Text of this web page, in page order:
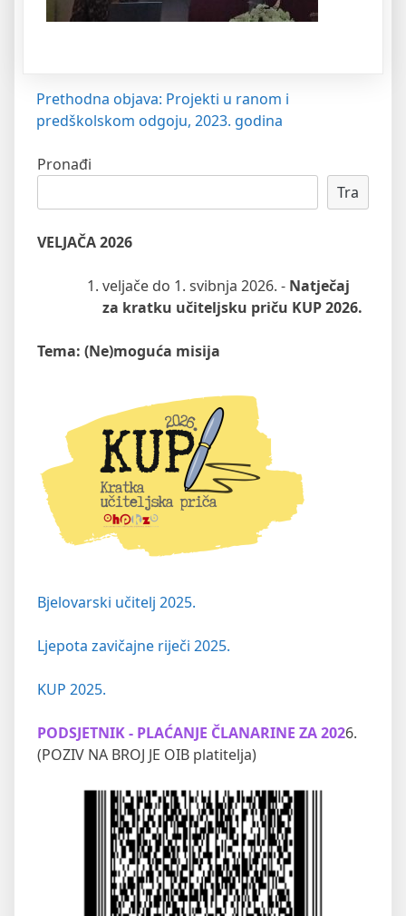
Navigacija
objava
Prethodna objava: Projekti u ranom i
predškolskom odgoju, 2023. godina
Pronađi
Tra
VELJAČA 2026
veljače do 1. svibnja 2026. - Natječaj
za kratku učiteljsku priču KUP 2026.
Tema: (Ne)moguća misija
Bjelovarski učitelj 2025.
Ljepota zavičajne riječi 2025.
KUP 2025.
PODSJETNIK - PLAĆANJE ČLANARINE ZA 2026.
(POZIV NA BROJ JE OIB platitelja)